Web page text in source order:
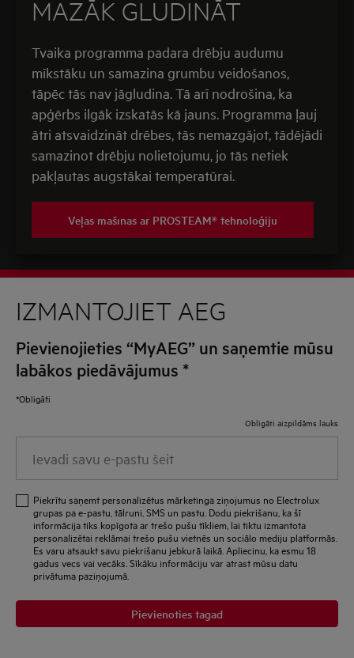
MAZĀK GLUDINĀT
Tvaika programma padara drēbju audumu
mīkstāku un samazina grumbu veidošanos,
tāpēc tās nav jāgludina. Tā arī nodrošina, ka
apģērbs ilgāk izskatās kā jauns. Programma ļauj
ātri atsvaidzināt drēbes, tās nemazgājot, tādējādi
samazinot drēbju nolietojumu, jo tās netiek
pakļautas augstākai temperatūrai.
Veļas mašīnas ar PROSTEAM® tehnoloģiju
IZMANTOJIET AEG
Pievienojieties “MyAEG” un saņemtie mūsu
labākos piedāvājumus *
*Obligāti
Obligāti aizpildāms lauks
savu
pastu
šeit
Piekrītu saņemt personalizētus mārketinga ziņojumus no Electrolux
grupas pa e-pastu, tālruni, SMS un pastu. Dodu piekrišanu, ka šī
informācija tiks kopīgota ar trešo pušu tīkliem, lai tiktu izmantota
personalizētai reklāmai trešo pušu vietnēs un sociālo mediju platformās.
Es varu atsaukt savu piekrišanu jebkurā laikā. Apliecinu, ka esmu 18
gadus vecs vai vecāks. Sīkāku informāciju var atrast mūsu datu
privātuma paziņojumā.
Pievienoties tagad